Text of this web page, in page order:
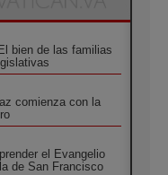
bien de las familias
comienza con la
el Evangelio
de San Francisco